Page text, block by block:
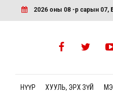
2026 оны 08 -р сарын 07,
НҮҮР ХУУЛЬ, ЭРХ ЗҮЙ
A PHP Error
Message: Undefined index: id